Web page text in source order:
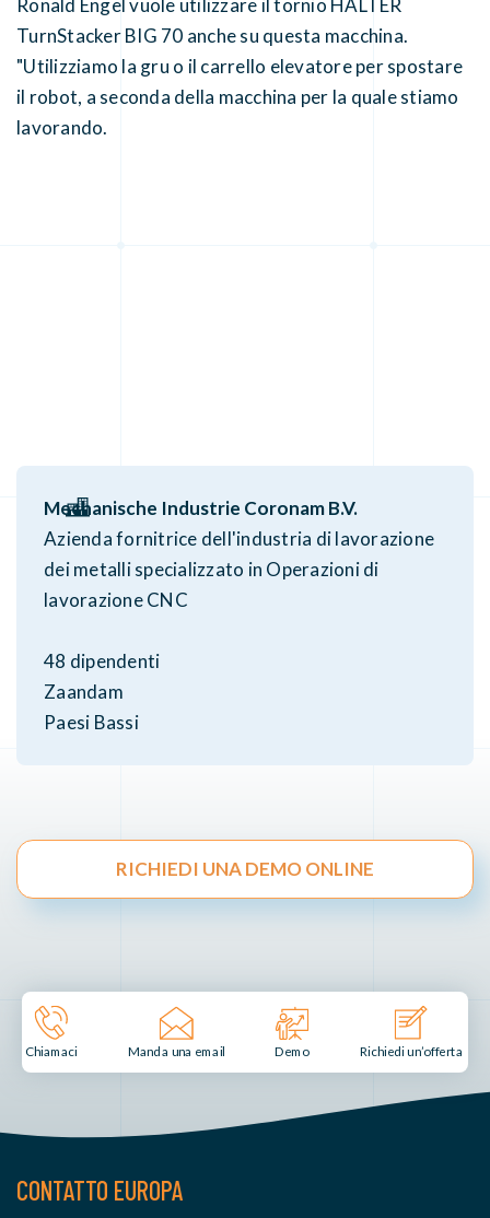
Ronald Engel vuole utilizzare il tornio HALTER
TurnStacker BIG 70 anche su questa macchina.
"Utilizziamo la gru o il carrello elevatore per spostare
il robot, a seconda della macchina per la quale stiamo
lavorando.
Mechanische Industrie Coronam B.V.
Azienda fornitrice dell'industria di lavorazione
dei metalli specializzato in Operazioni di
lavorazione CNC
48 dipendenti
Zaandam
Paesi Bassi
RICHIEDI UNA DEMO ONLINE
Chiamaci Manda una email Demo Richiedi un’offerta
CONTATTO EUROPA